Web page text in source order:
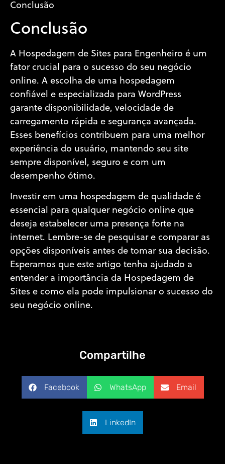
Conclusão
Conclusão
A Hospedagem de Sites para Engenheiro é um
fator crucial para o sucesso do seu negócio
online. A escolha de uma hospedagem
confiável e especializada para WordPress
garante disponibilidade, velocidade de
carregamento rápida e segurança avançada.
Esses benefícios contribuem para uma melhor
experiência do usuário, mantendo seu site
sempre disponível, seguro e com um
desempenho ótimo.
Investir em uma hospedagem de qualidade é
essencial para qualquer negócio online que
deseja estabelecer uma presença forte na
internet. Lembre-se de pesquisar e comparar as
opções disponíveis antes de tomar sua decisão.
Esperamos que este artigo tenha ajudado a
entender a importância da Hospedagem de
Sites e como ela pode impulsionar o sucesso do
seu negócio online.
Compartilhe
Facebook WhatsApp Email
LinkedIn